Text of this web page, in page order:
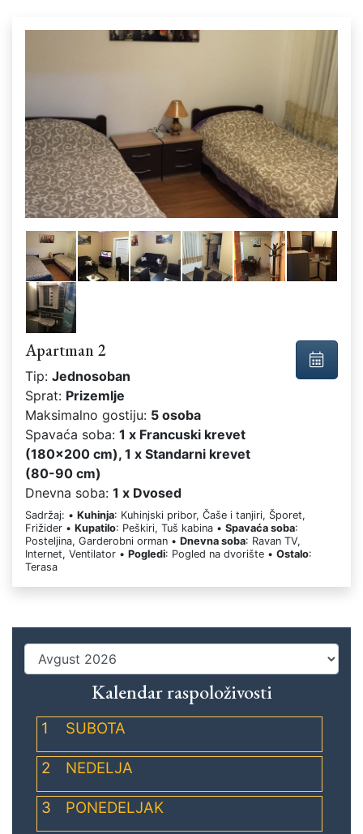
Apartman 2
Tip: Jednosoban
Sprat: Prizemlje
Maksimalno gostiju: 5 osoba
Spavaća soba: 1 x Francuski krevet
(180x200 cm), 1 x Standarni krevet
(80-90 cm)
Dnevna soba: 1 x Dvosed
Sadržaj: • Kuhinja: Kuhinjski pribor, Čaše i tanjiri, Šporet,
Frižider • Kupatilo: Peškiri, Tuš kabina • Spavaća soba:
Posteljina, Garderobni orman • Dnevna soba: Ravan TV,
Internet, Ventilator • Pogledi: Pogled na dvorište • Ostalo:
Terasa
Kalendar raspoloživosti
1 SUBOTA
2 NEDELJA
3 PONEDELJAK